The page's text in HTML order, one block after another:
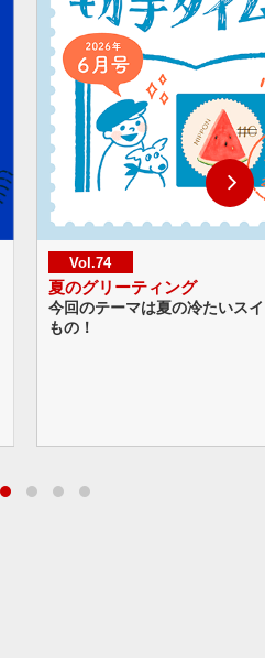
冷たいスイーツとくだ
今回